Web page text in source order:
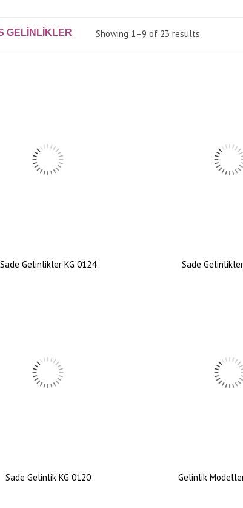
GELINLIKLER Showing 1–9 of 23 results
Sade Gelinlikler KG 0124 Sade
Sade Gelinlik KG 0120 Gelinlik